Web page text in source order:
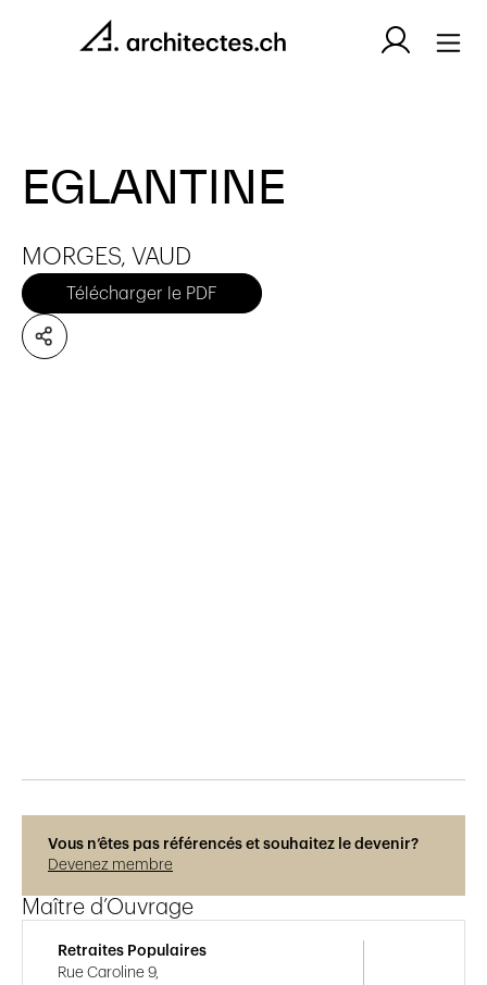
EGLANTINE
MORGES, VAUD
Télécharger le PDF
Vous n’êtes pas référencés et souhaitez le devenir?
Devenez membre
Maître d’Ouvrage
Retraites Populaires
Rue Caroline 9,